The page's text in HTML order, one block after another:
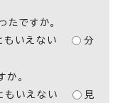
たですか。
もいえない
分
。
もいえない 見